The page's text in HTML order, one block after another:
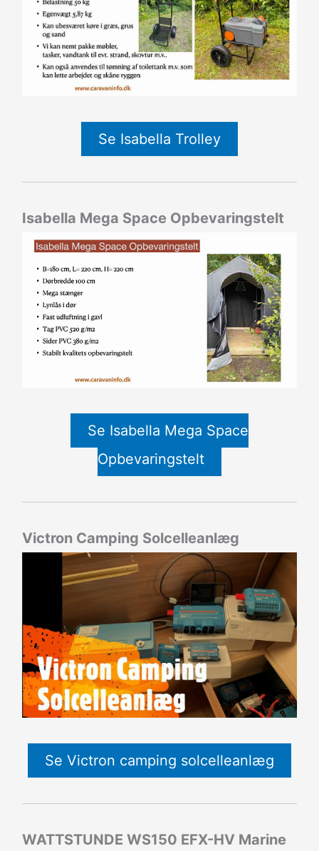
Se Isabella Trolley
Isabella Mega Space Opbevaringstelt
Se Isabella Mega Space
Opbevaringstelt
Victron Camping Solcelleanlæg
Se Victron camping solcelleanlæg
WATTSTUNDE WS150 EFX-HV Marine